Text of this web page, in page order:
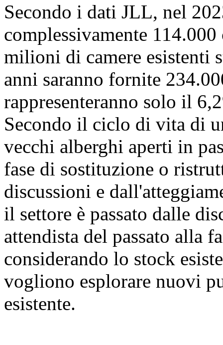
Secondo i dati JLL, nel
complessivamente
milioni di camere esistenti
anni saranno fornite
rappresenteranno solo il
Secondo il ciclo di vita di
vecchi alberghi aperti in
fase di sostituzione o
discussioni e
il settore è passato dalle
attendista del passato alla
considerando lo stock
vogliono esplorare nuovi
esistente.